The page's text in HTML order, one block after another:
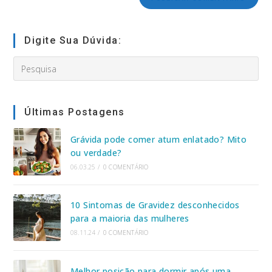
(opcional)
Digite Sua Dúvida:
this
Últimas Postagens
Grávida pode comer atum enlatado? Mito
ou verdade?
06.03.25 / 0 COMENTÁRIO
10 Sintomas de Gravidez desconhecidos
para a maioria das mulheres
08.11.24 / 0 COMENTÁRIO